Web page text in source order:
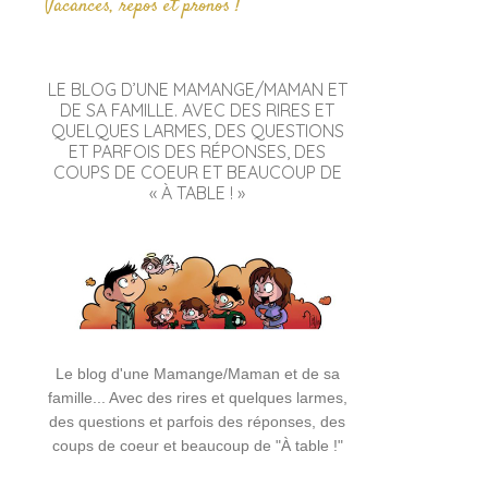
Vacances, repos et pronos !
LE BLOG D’UNE MAMANGE/MAMAN ET
DE SA FAMILLE. AVEC DES RIRES ET
QUELQUES LARMES, DES QUESTIONS
ET PARFOIS DES RÉPONSES, DES
COUPS DE COEUR ET BEAUCOUP DE
« À TABLE ! »
Le blog d'une Mamange/Maman et de sa
famille... Avec des rires et quelques larmes,
des questions et parfois des réponses, des
coups de coeur et beaucoup de "À table !"